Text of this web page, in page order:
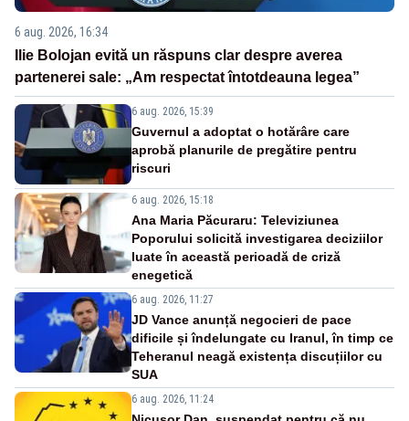
6 aug. 2026, 16:34
Ilie Bolojan evită un răspuns clar despre averea
partenerei sale: „Am respectat întotdeauna legea”
6 aug. 2026, 15:39
Guvernul a adoptat o hotărâre care
aprobă planurile de pregătire pentru
riscuri
6 aug. 2026, 15:18
Ana Maria Păcuraru: Televiziunea
Poporului solicită investigarea deciziilor
luate în această perioadă de criză
enegetică
6 aug. 2026, 11:27
JD Vance anunță negocieri de pace
dificile și îndelungate cu Iranul, în timp ce
Teheranul neagă existența discuțiilor cu
SUA
6 aug. 2026, 11:24